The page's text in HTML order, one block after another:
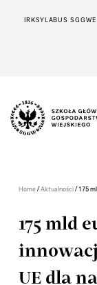
IRKSYLABUS SGGW
Home/Aktualności/175
175 mld
UE dla